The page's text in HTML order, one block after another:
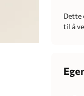
Dette
til å